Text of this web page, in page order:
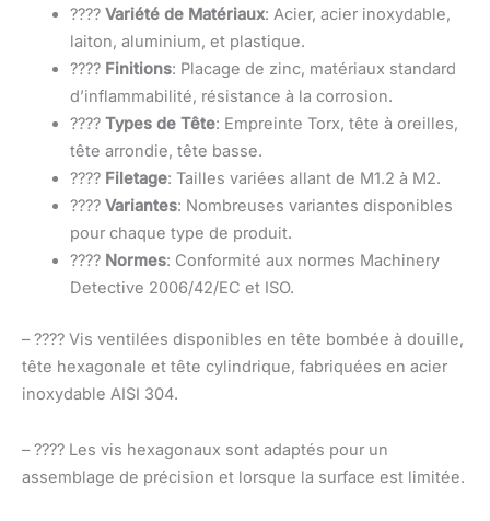
???? Variété de Matériaux: Acier, acier inoxydable,
laiton, aluminium, et plastique.
???? Finitions: Placage de zinc, matériaux standard
d’inflammabilité, résistance à la corrosion.
????️ Types de Tête: Empreinte Torx, tête à oreilles,
tête arrondie, tête basse.
???? Filetage: Tailles variées allant de M1.2 à M2.
???? Variantes: Nombreuses variantes disponibles
pour chaque type de produit.
???? Normes: Conformité aux normes Machinery
Detective 2006/42/EC et ISO.
– ???? Vis ventilées disponibles en tête bombée à douille,
tête hexagonale et tête cylindrique, fabriquées en acier
inoxydable AISI 304.
– ???? Les vis hexagonaux sont adaptés pour un
assemblage de précision et lorsque la surface est limitée.